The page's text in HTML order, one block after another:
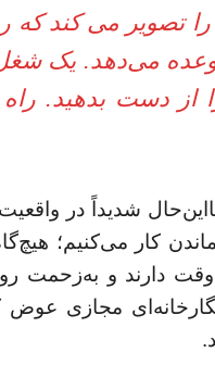
را تصویر می کند
می‌دهد. یک
از دست بدهید.
شدیداً در
کار می‌کنیم؛
دارند و به‌زحمت
مجازی عوض